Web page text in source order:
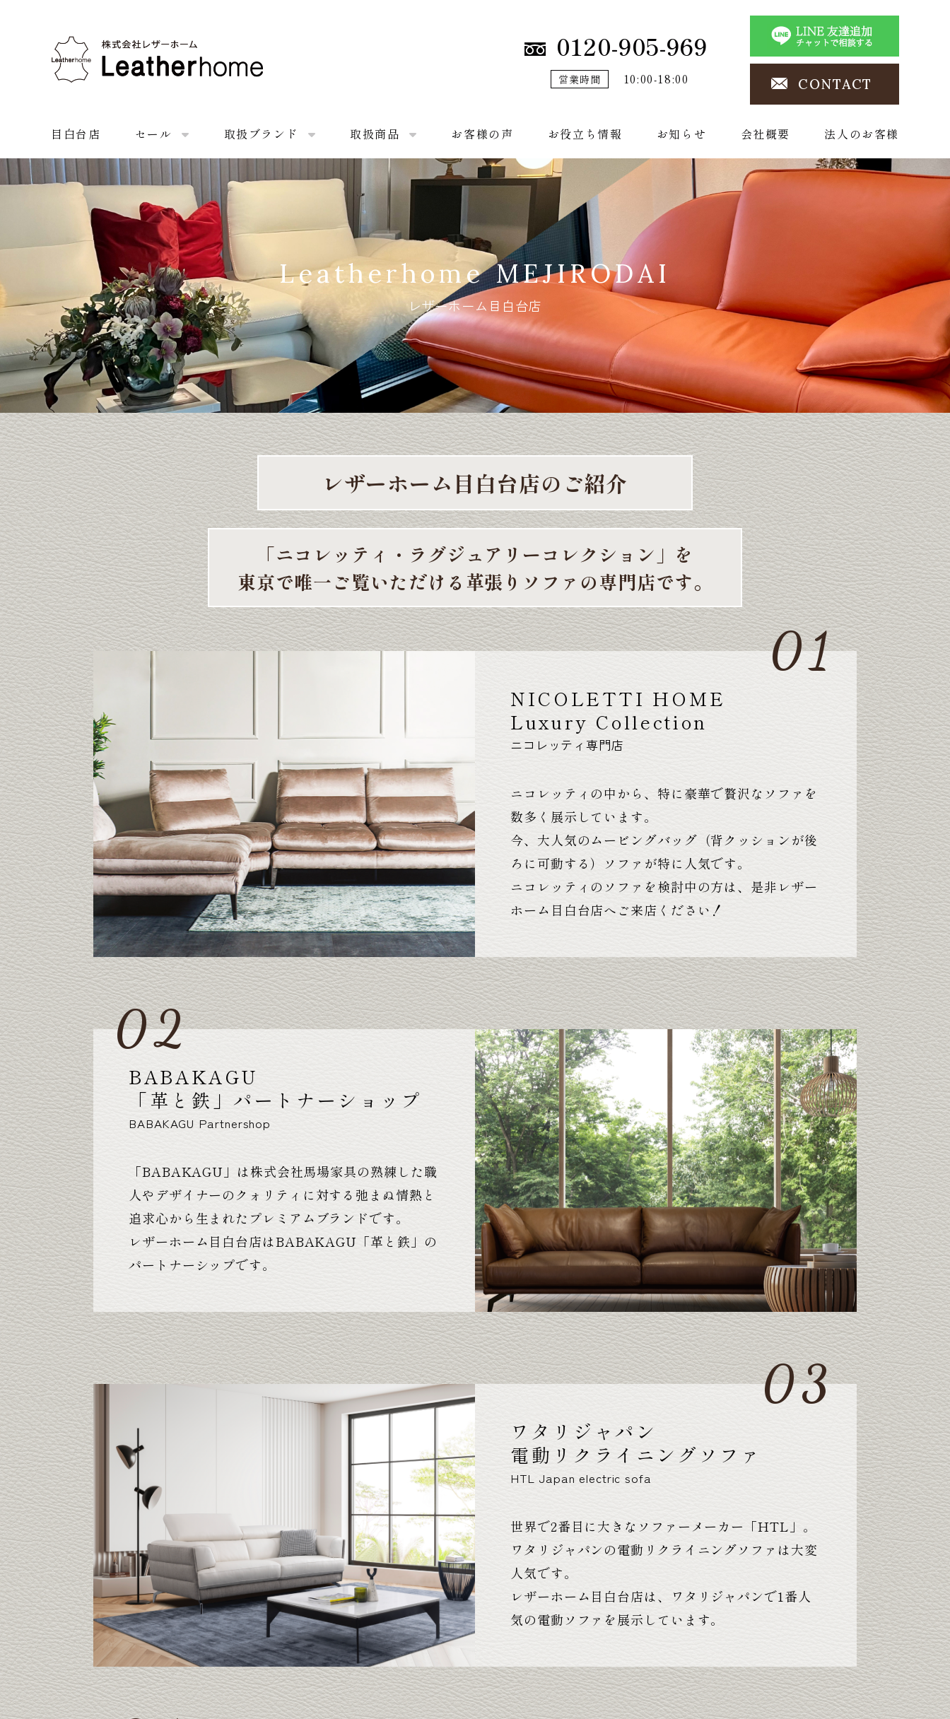
株式会社レザーホーム 0120-905-969
営業時間 10:00-18:00 CONTACT
目白台店 セール 取扱ブランド 取扱商品 お客様の声 お役立ち情報 お知らせ 会社概要 法人のお客様
Leatherhome MEJIRODAI
レザーホーム目白台店
レザーホーム 目白台店のご紹介
「ニコレッティ・ ラグジュアリーコレクション」を
東京で唯一ご覧いただける 革張りソファの専門店です。
NICOLETTI HOME
Luxury Collection
ニコレッティ専門店
ニコレッティの中から、特に豪華で贅沢なソファを
数多く展示しています。
今、大人気のムービングバッグ（背クッションが後
ろに可動する）ソファが特に人気です。
ニコレッティのソファを検討中の方は、是非レザー
ホーム目白台店へご来店ください！
BABAKAGU
「革と鉄 」パートナーショップ
BABAKAGU Partnershop
「BABAKAGU」は株式会社馬場家具の熟練した職
人やデザイナーのクォリティに対する弛まぬ情熱と
追求心から生まれたプレミアムブランドです。
レザーホーム目白台店はBABAKAGU「革と鉄」の
パートナーシップです。
ワタリジャパン
電動リクライニングソファ
HTL Japan electric sofa
世界で2番目に大きなソファーメーカー「HTL」。
ワタリジャパンの電動リクライニングソファは大変
人気です。
レザーホーム目白台店は、ワタリジャパンで1番人
気の電動ソファを展示しています。